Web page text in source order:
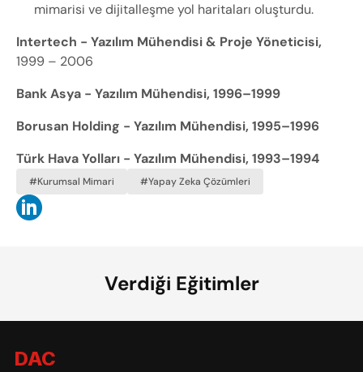
mimarisi ve dijitalleşme yol haritaları oluşturdu.
1999 – 2006
Bank Asya - Yazılım Mühendisi, 1996–1999
Borusan Holding - Yazılım Mühendisi, 1995–1996
Türk Hava Yolları - Yazılım Mühendisi, 1993–1994
#Kurumsal Mimari #Yapay Zeka Çözümleri
Verdiği Eğitimler
DAC